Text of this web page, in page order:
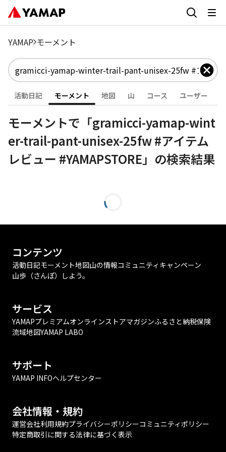
YAMAP モーメント
活動日記 モーメント 地図 山 コース ユーザー
モーメントで「gramicci-yamap-wint
er-trail-pant-unisex-25fw #アイテム
レビュー #YAMAPSTORE」の検索結果
コンテンツ
活動日記モーメント地図山の情報コミュニティ キャンペーン
山歩（さんぽ）しよう。
サービス
YAMAPプレミアムオンラインストアマガジンふるさと納税保険
流域地図YAMAP LABO
サポート
YAMAP INFOヘルプセンター
会社情報・規約
運営会社利用規約プライバシーポリシーコミュニティポリシー
特定商取引に関する法律に基づく表示